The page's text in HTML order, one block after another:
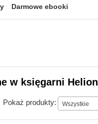
Darmowe ebooki
w księgarni Helion
Pokaż produkty: Wszystkie